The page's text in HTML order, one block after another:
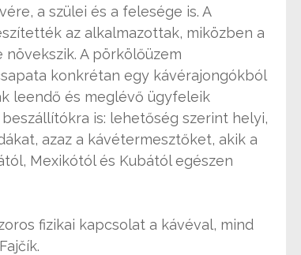
a szülei és a felesége is. A
az alkalmazottak, miközben a
A pörkölőüzem
konkrétan egy kávérajongókból
leendő és meglévő ügyfeleik
is: lehetőség szerint helyi,
azaz a kávétermesztőket, akik a
Mexikótól és Kubától egészen
fizikai kapcsolat a kávéval, mind